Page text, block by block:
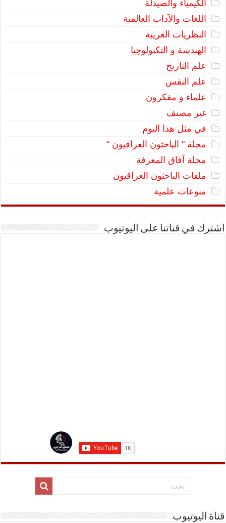
الكيمياء والصيدلة
اللغات والآداب العالمية
النظريات الغريبة
الهندسة و التكنولوجيا
علم التاريخ
علم النفس
علماء و مفكرون
غير مصنف
في مثل هذا اليوم
مجلة " الباحثون العراقيون "
مجلة آفاق المعرفة
ملفات الباحثون العراقيون
منوعات علمية
اشترك في قناتنا على اليوتيوب
قناة اليوتيوب